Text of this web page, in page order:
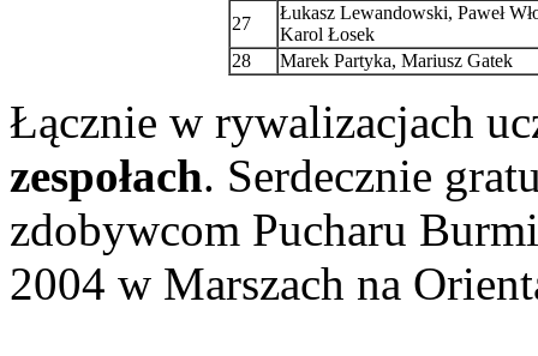
27
Łukasz Lewandowski, Paweł
Karol Łosek
28
Marek Partyka, Mariusz Gatek
Łącznie w rywalizacjach
zespołach. Serdecznie
zdobywcom Pucharu
2004 w Marszach na